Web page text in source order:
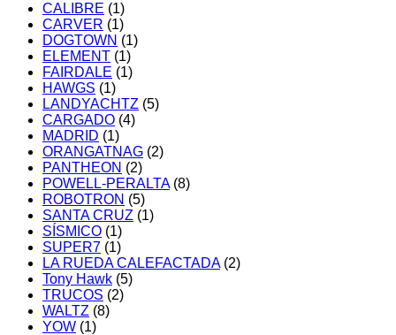
CALIBRE (1)
CARVER (1)
DOGTOWN (1)
ELEMENT (1)
FAIRDALE (1)
HAWGS (1)
LANDYACHTZ (5)
CARGADO (4)
MADRID (1)
ORANGATNAG (2)
PANTHEON (2)
POWELL-PERALTA (8)
ROBOTRON (5)
SANTA CRUZ (1)
SÍSMICO (1)
SUPER7 (1)
LA RUEDA CALEFACTADA (2)
Tony Hawk (5)
TRUCOS (2)
WALTZ (8)
YOW (1)